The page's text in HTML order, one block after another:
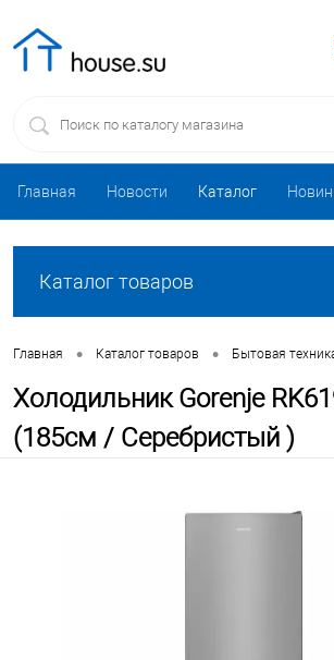
Главная Новости Каталог
Каталог товаров
Главная • Каталог товаров • Бытовая
Холодильник Gorenje
(185см / Серебристый )